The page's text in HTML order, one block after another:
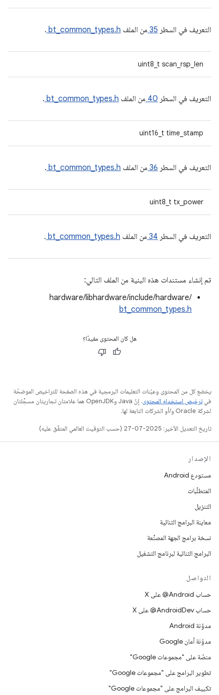
التعريف في السطر 35 من الملف bt_common_types.h
.
uint8_t scan_rsp_len
التعريف في السطر 40 من الملف bt_common_types.h
.
uint16_t time_stamp
التعريف في السطر 36 من الملف bt_common_types.h
.
uint8_t tx_power
التعريف في السطر 34 من الملف bt_common_types.h
.
تم إنشاء مستندات هذه البنية من الملف التالي:
hardware/libhardware/include/hardware/
bt_common_types.h
هل كان المحتوى مفيدًا؟
يخضع كل من المحتوى وعيّنات التعليمات البرمجية في هذه الصفحة للتراخيص الموضحّة
فيترخيص استخدام المحتوى
. إنّ Java وOpenJDK هما علامتان تجاريتان مسجَّلتان
لشركة Oracle و/أو الشركات التابعة لها.
تاريخ التعديل الأخير: 2025-07-27 (حسب التوقيت العالمي المتفَّق عليه)
الإصدار
مستودع Android
المتطلّبات
التنزيل
معاينة البرامج الثنائية
نسخة برامج الجهة المصنِّعة
البرامج الثنائية لبرنامج التشغيل
التواصل
حساب ‎@Android على X
حساب ‎@AndroidDev على X
مدوّنة Android
مدوّنة أمان Google
منصّة على "مجموعات Google"
تطوير البرامج على "مجموعات Google"
تكييف البرامج على "مجموعات Google"